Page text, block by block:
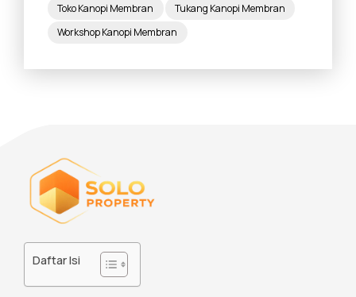
Toko Kanopi Membran
Tukang Kanopi Membran
Workshop Kanopi Membran
Daftar Isi